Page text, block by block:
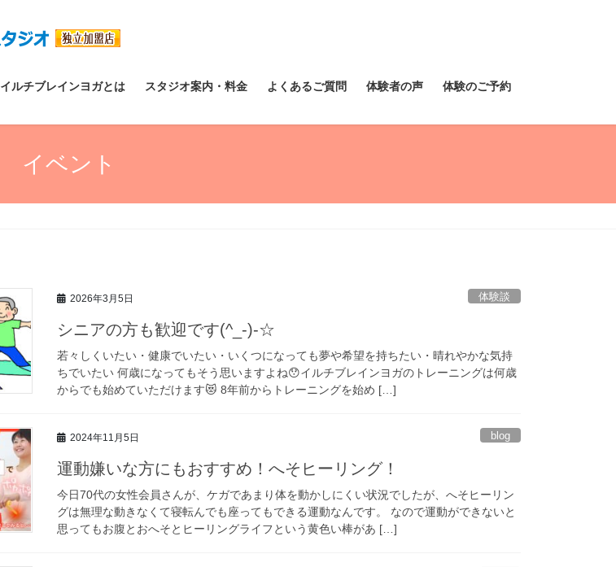
イルチブレインヨガとは スタジオ案内・料金 よくあるご質問 体験者の声 体験のご予約
イベント
2026年3月5日 体験談
シニアの方も歓迎です(^_-)-☆
若々しくいたい・健康でいたい・いくつになっても夢や希望を持ちたい・晴れやかな気持
ちでいたい 何歳になってもそう思いますよね😯イルチブレインヨガのトレーニングは何歳
からでも始めていただけます😻 8年前からトレーニングを始め […]
2024年11月5日 blog
運動嫌いな方にもおすすめ！へそヒーリング！
今日70代の女性会員さんが、ケガであまり体を動かしにくい状況でしたが、へそヒーリン
グは無理な動きなくて寝転んでも座ってもできる運動なんです。 なので運動ができないと
思ってもお腹とおへそとヒーリングライフという黄色い棒があ […]